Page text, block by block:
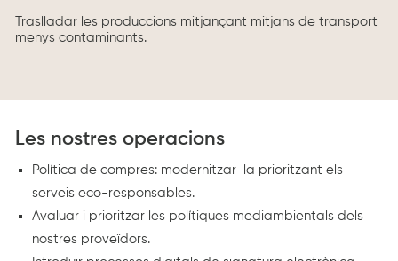
Traslladar les produccions mitjançant mitjans de transport
menys contaminants.
Les nostres operacions
Política de compres: modernitzar-la prioritzant els
serveis eco-responsables.
Avaluar i prioritzar les polítiques mediambientals dels
nostres proveïdors.